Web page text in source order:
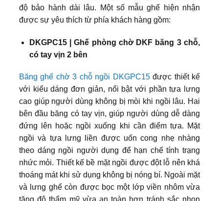
độ bảo hành dài lâu. Một số mẫu ghế hiện nhận
được sự yêu thích từ phía khách hàng gồm:
DKGPC15 | Ghế phòng chờ DKF băng 3 chỗ,
có tay vịn 2 bên
Băng ghế chờ 3 chỗ ngồi DKGPC15được thiết kế
với kiểu dáng đơn giản, nổi bật với phần tựa lưng
cao giúp người dùng không bị mòi khi ngồi lâu. Hai
bên đầu băng có tay vịn, giúp người dùng dễ dàng
đứng lên hoặc ngồi xuống khi cần điểm tựa. Mặt
ngồi và tựa lưng liền được uốn cong nhẹ nhàng
theo dáng ngồi người dụng để hạn chế tính trạng
nhức mỏi. Thiết kế bề mặt ngồi được đột lỗ nên khá
thoáng mát khi sử dụng không bị nóng bí. Ngoài mặt
và lưng ghế còn được bọc một lớp viền nhôm vừa